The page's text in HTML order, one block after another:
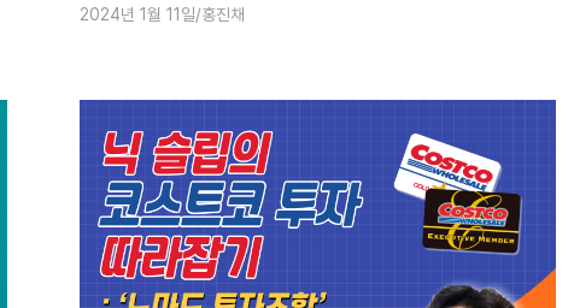
는 이야기를 합니다. 기업분석과 가치평가를 할 때 흔히 빠지는
2024년 1월 11일 홍진채